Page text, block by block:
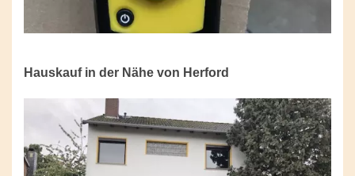
Hauskauf in der Nähe von Herford